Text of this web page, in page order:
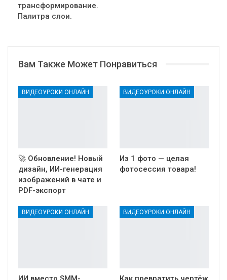
трансформирование.
Палитра слои.
Вам Также Может Понравиться
ВИДЕОУРОКИ ОНЛАЙН
🚀 Обновление! Новый
дизайн, ИИ-генерация
изображений в чате и
PDF-экспорт
ВИДЕОУРОКИ ОНЛАЙН
Из 1 фото — целая
фотосессия товара!
ВИДЕОУРОКИ ОНЛАЙН ВИДЕОУРОКИ ОНЛАЙН